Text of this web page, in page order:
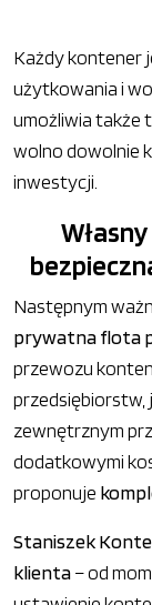
Każdy kontener
użytkowania i
umożliwia także
wolno dowolnie
inwestycji.
Następnym
prywatna flota
przewozu
przedsiębiorstw,
zewnętrznym
dodatkowymi
proponuje
Staniszek
klienta– od